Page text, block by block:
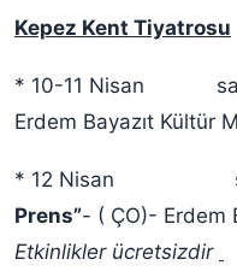
Kepez Kent Tiyatrosu
* 10-11 Nisan
Erdem Bayazıt Kültür
* 12 Nisan
Prens”- ( ÇO)- Erdem
Etkinlikler ücretsizdir